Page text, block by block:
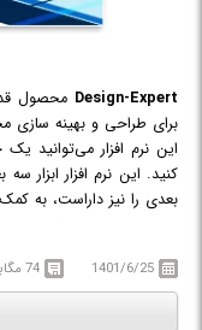
Design-Expert
برای طراحی و بهینه
این نرم افزار می‌توانید
کنید. این نرم افزار
1401/6/25 74 مگابایت